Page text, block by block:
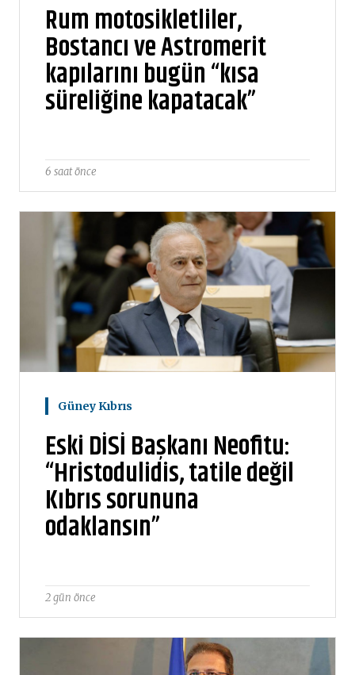
Rum motosikletliler,
Bostancı ve Astromerit
kapılarını bugün “kısa
süreliğine kapatacak”
6 saat önce
Güney Kıbrıs
Eski DİSİ Başkanı Neofitu:
“Hristodulidis, tatile değil
Kıbrıs sorununa
odaklansın”
2 gün önce